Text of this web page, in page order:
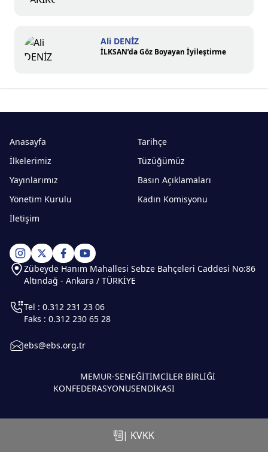
Ali DENİZ
İLKSAN’da Göz Boyayan İyileştirme
Anasayfa
Tarihçe
İlkelerimiz
Tüzüğümüz
Yayınlarımız
Basın Açıklamaları
Yönetim Kurulu
Kadın Komisyonu
İletişim
MEMUR-SEN
KONFEDERASYONU
EĞİTİMCİLER BİRLİĞİ
SENDİKASI
Zübeyde Hanım Mahallesi Sebze Bahçeleri Caddesi No:86
Altındağ - Ankara / TÜRKİYE
Tel : 0.312 231 23 06
Faks : 0.312 230 65 28
ebs@ebs.org.tr
| KVKK